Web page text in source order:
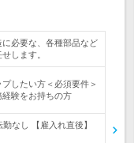
必要な、各種部品など
します。
したい方＜必須要件＞
験をお持ちの方
なし 【雇入れ直後】